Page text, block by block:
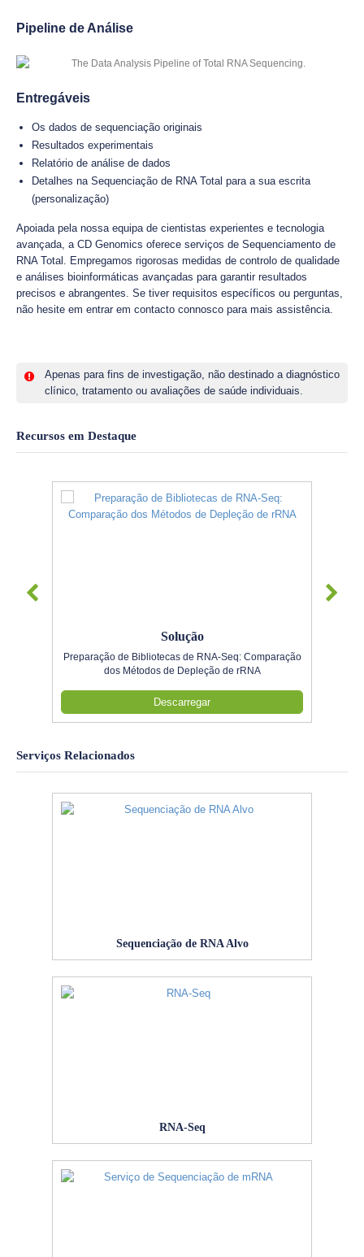
Pipeline de Análise
Entregáveis
Os dados de sequenciação originais
Resultados experimentais
Relatório de análise de dados
Detalhes na Sequenciação de RNA Total para a sua escrita
(personalização)
Apoiada pela nossa equipa de cientistas experientes e tecnologia
avançada, a CD Genomics oferece serviços de Sequenciamento de
RNA Total. Empregamos rigorosas medidas de controlo de qualidade
e análises bioinformáticas avançadas para garantir resultados
precisos e abrangentes. Se tiver requisitos específicos ou perguntas,
não hesite em entrar em contacto connosco para mais assistência.
Apenas para fins de investigação, não destinado a diagnóstico
clínico, tratamento ou avaliações de saúde individuais.
Recursos em Destaque
Solução
Preparação de Bibliotecas de RNA-Seq: Comparação
dos Métodos de Depleção de rRNA
Descarregar
Serviços Relacionados
Sequenciação de RNA Alvo
RNA-Seq